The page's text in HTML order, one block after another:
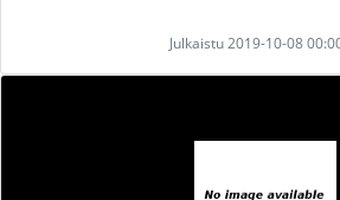
Julkaistu 2019-10-08